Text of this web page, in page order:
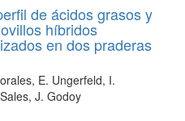
de ácidos grasos y
híbridos
en dos praderas
E. Ungerfeld, I.
J. Godoy